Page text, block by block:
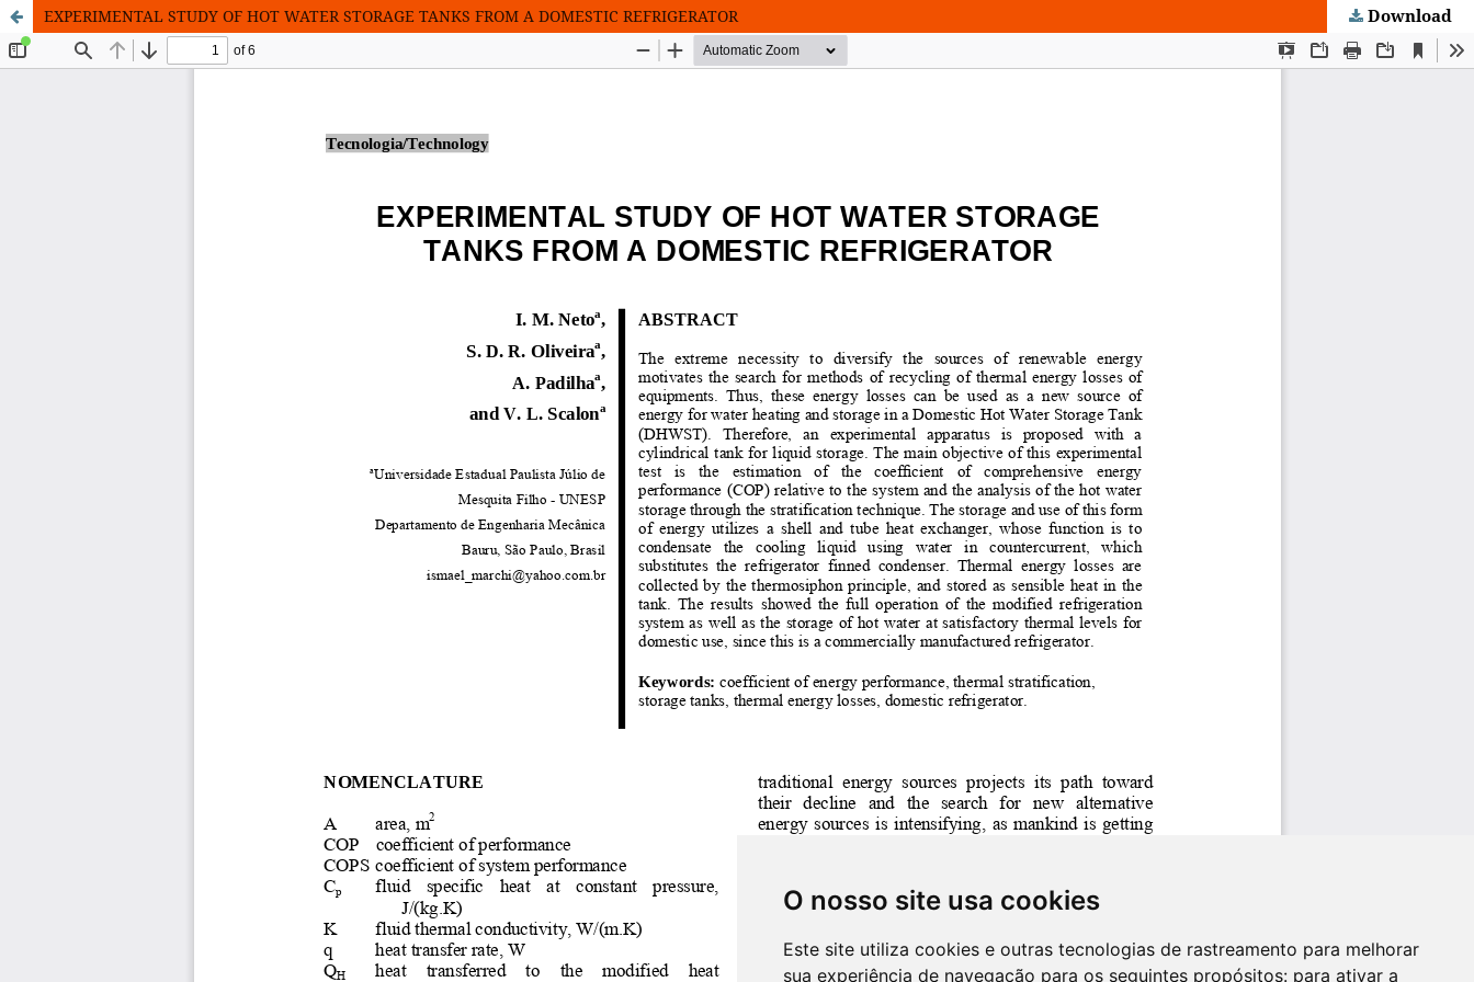
O nosso site usa cookies
Este site utiliza cookies e outras tecnologias de rastreamento para melhorar
sua experiência de navegação para os seguintes propósitos: para ativar a
EXPERIMENTAL STUDY OF HOT WATER STORAGE TANKS FROM A DOMESTIC REFRIGERATOR Download